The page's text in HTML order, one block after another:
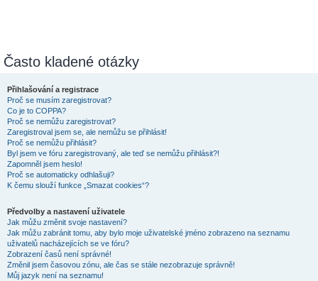
Často kladené otázky
Přihlašování a registrace
Proč se musím zaregistrovat?
Co je to COPPA?
Proč se nemůžu zaregistrovat?
Zaregistroval jsem se, ale nemůžu se přihlásit!
Proč se nemůžu přihlásit?
Byl jsem ve fóru zaregistrovaný, ale teď se nemůžu přihlásit?!
Zapomněl jsem heslo!
Proč se automaticky odhlašuji?
K čemu slouží funkce „Smazat cookies“?
Předvolby a nastavení uživatele
Jak můžu změnit svoje nastavení?
Jak můžu zabránit tomu, aby bylo moje uživatelské jméno zobrazeno na seznamu
uživatelů nacházejících se ve fóru?
Zobrazení časů není správné!
Změnil jsem časovou zónu, ale čas se stále nezobrazuje správně!
Můj jazyk není na seznamu!